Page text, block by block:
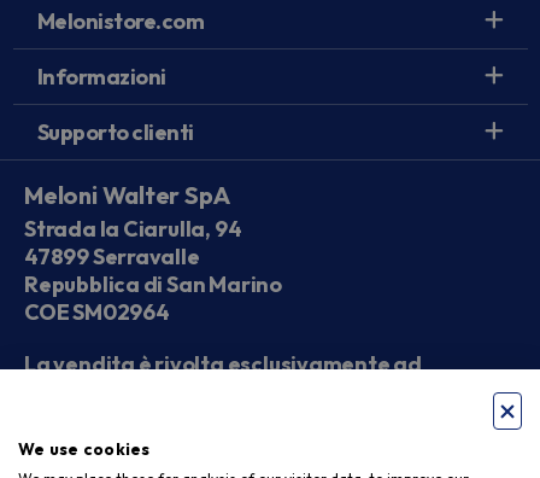
Melonistore.com
Informazioni
Supporto clienti
Meloni Walter SpA
Strada la Ciarulla, 94
47899 Serravalle
Repubblica di San Marino
COE SM02964
La vendita è rivolta esclusivamente ad
Seguici sui social
We use cookies